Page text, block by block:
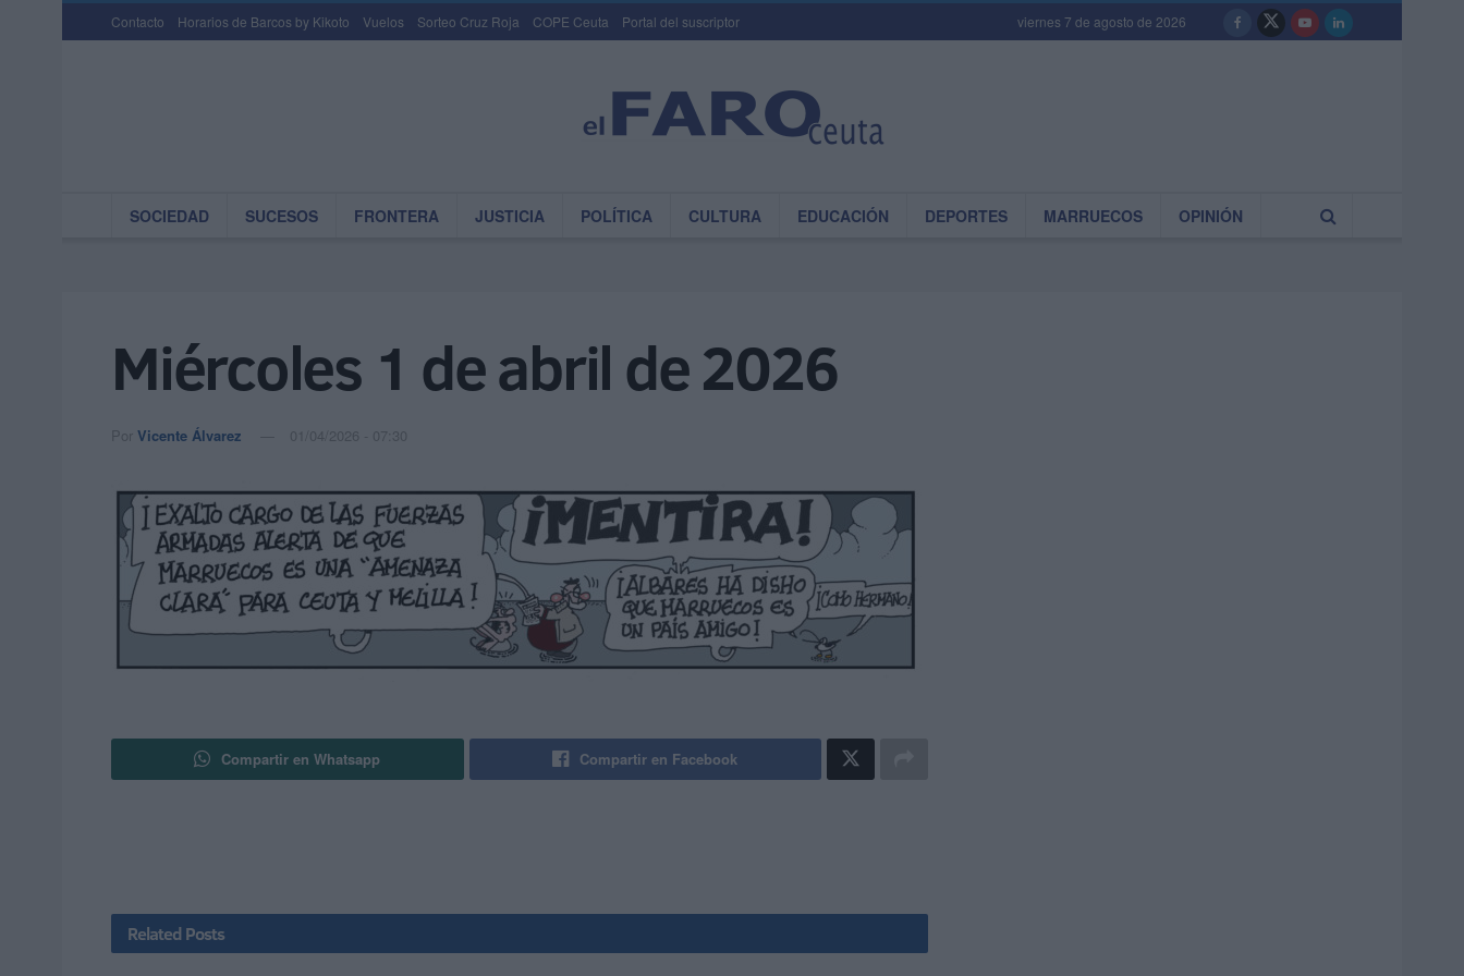
Contacto Horarios de Barcos by Kikoto Vuelos Sorteo Cruz Roja COPE Ceuta Portal del suscriptor viernes 7 de agosto de 2026
SOCIEDAD SUCESOS FRONTERA JUSTICIA POLÍTICA CULTURA EDUCACIÓN DEPORTES MARRUECOS OPINIÓN
Miércoles 1 de abril de 2026
Por Vicente Álvarez 01/04/2026 - 07:30
Compartir en Whatsapp Compartir en Facebook
Related Posts